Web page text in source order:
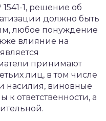
1, решение об
должно быть
любое понуждение
влияние на
принимают
лиц, в том числе
насилия, виновные
к ответственности, а